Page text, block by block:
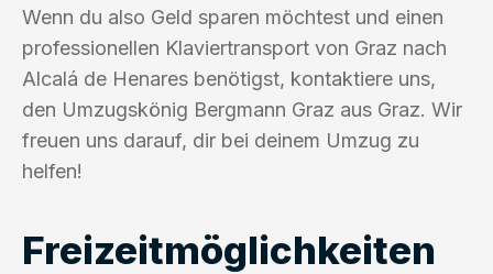
Wenn du also Geld sparen möchtest und einen
professionellen Klaviertransport von Graz nach
Alcalá de Henares benötigst, kontaktiere uns,
den Umzugskönig Bergmann Graz aus Graz. Wir
freuen uns darauf, dir bei deinem Umzug zu
helfen!
Freizeitmöglichkeiten